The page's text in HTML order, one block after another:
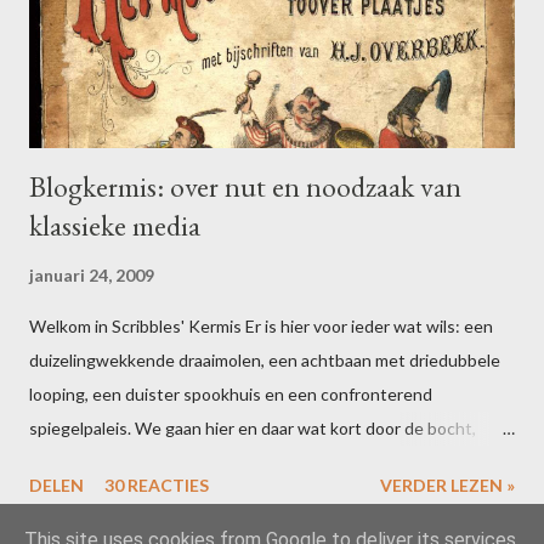
n
Blogkermis: over nut en noodzaak van
klassieke media
januari 24, 2009
Welkom in Scribbles' Kermis Er is hier voor ieder wat wils: een
duizelingwekkende draaimolen, een achtbaan met driedubbele
looping, een duister spookhuis en een confronterend
spiegelpaleis. We gaan hier en daar wat kort door de bocht,
voor 16 februari een blogpost over uw ervaringen in één of meer
van de attracties. Vergeet niet te linken naar deze post, dan zal
DELEN 30 REACTIES VERDER LEZEN »